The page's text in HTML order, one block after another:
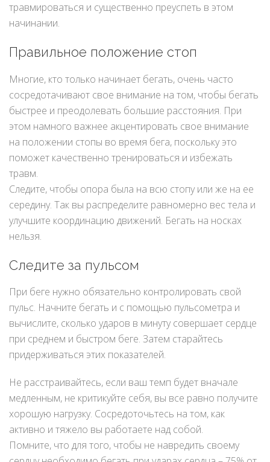
травмироваться и существенно преуспеть в этом
начинании.
Правильное положение стоп
Многие, кто только начинает бегать, очень часто
сосредотачивают свое внимание на том, чтобы бегать
быстрее и преодолевать большие расстояния. При
этом намного важнее акцентировать свое внимание
на положении стопы во время бега, поскольку это
поможет качественно тренироваться и избежать
травм.
Следите, чтобы опора была на всю стопу или же на ее
середину. Так вы распределите равномерно вес тела и
улучшите координацию движений. Бегать на носках
нельзя.
Следите за пульсом
При беге нужно обязательно контролировать свой
пульс. Начните бегать и с помощью пульсометра и
вычислите, сколько ударов в минуту совершает сердце
при среднем и быстром беге. Затем старайтесь
придерживаться этих показателей.
Не расстраивайтесь, если ваш темп будет вначале
медленным, не критикуйте себя, вы все равно получите
хорошую нагрузку. Сосредоточьтесь на том, как
активно и тяжело вы работаете над собой.
Помните, что для того, чтобы не навредить своему